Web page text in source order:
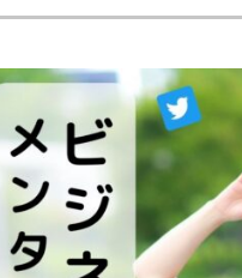
索: